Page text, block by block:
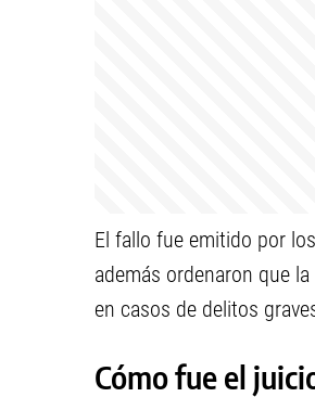
El fallo fue emitido por
además ordenaron que
en casos de delitos
Cómo fue el